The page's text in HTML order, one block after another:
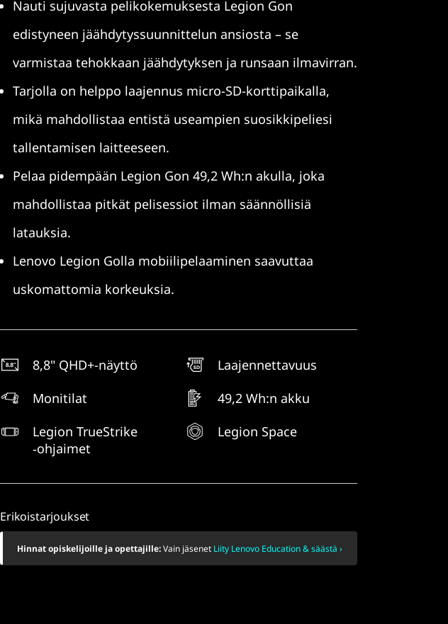
Nauti sujuvasta pelikokemuksesta Legion Gon
edistyneen jäähdytyssuunnittelun ansiosta – se
varmistaa tehokkaan jäähdytyksen ja runsaan ilmavirran.
Tarjolla on helppo laajennus micro-SD-korttipaikalla,
mikä mahdollistaa entistä useampien suosikkipeliesi
tallentamisen laitteeseen.
Pelaa pidempään Legion Gon 49,2 Wh:n akulla, joka
mahdollistaa pitkät pelisessiot ilman säännöllisiä
latauksia.
Lenovo Legion Golla mobiilipelaaminen saavuttaa
uskomattomia korkeuksia.
8,8" QHD+-näyttö
Laajennettavuus
Monitilat
49,2 Wh:n akku
Legion TrueStrike
‑ohjaimet
Legion Space
Erikoistarjoukset
Hinnat opiskelijoille ja opettajille:Vain jäsenet Liity Lenovo Education & säästä ›